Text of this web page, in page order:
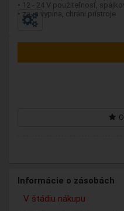
• 12 - 24 V použiteľnosť,
• za- a vypína, chráni prístroje
Informácie o zásobách
V štádiu nákupu